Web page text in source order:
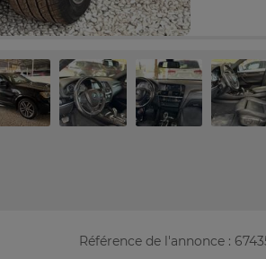
Référence de l'annonce :